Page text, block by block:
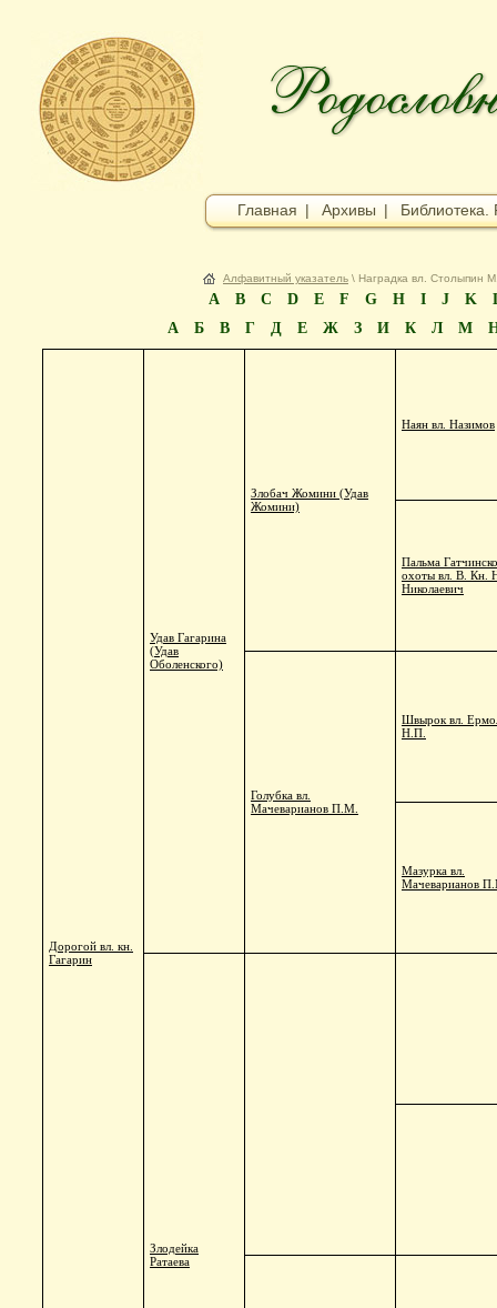
Главная | Архивы |
Алфавитный указатель \ Наградка вл. Столыпин
A B C D E F G H I J K
А
Б В Г Д Е Ж З И К Л М
Дорогой вл. кн.
Гагарин
Удав Гагарина
(Удав
Оболенского)
Злобач Жомини (Удав
Жомини)
Наян вл. Назимов
Пальма
охоты вл. В. Кн.
Николаевич
Голубка вл.
Мачеварианов П.М.
Швырок вл.
Н.П.
Мазурка вл.
Мачеварианов
Злодейка
Ратаева